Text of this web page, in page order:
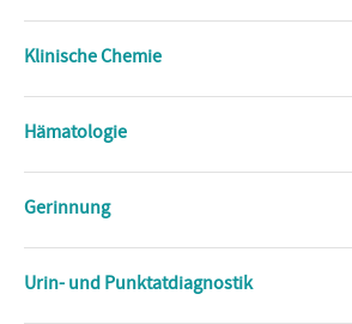
Klinische Chemie
Hämatologie
Gerinnung
Urin- und Punktatdiagnostik